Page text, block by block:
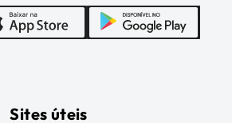
Sites úteis